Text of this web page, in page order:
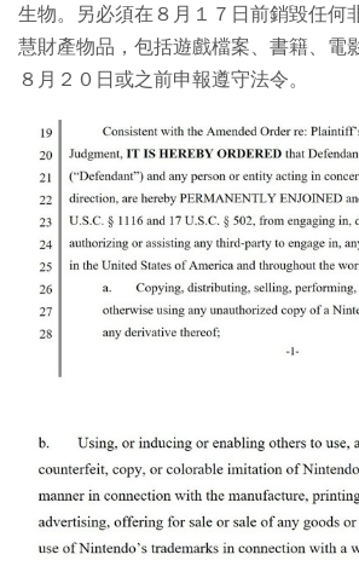
生物。另必須在８月１７日前銷毀任何
慧財產物品，包括遊戲檔案、書籍、電
８月２０日或之前申報遵守法令。